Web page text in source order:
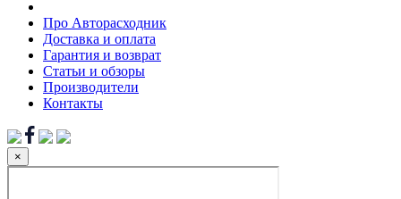
Про Авторасходник
Доставка и оплата
Гарантия и возврат
Статьи и обзоры
Производители
Контакты
×